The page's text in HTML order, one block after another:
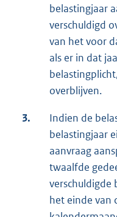
belastingjaar
verschuldigd
van het voor
als er in dat
overblijven.
3.
Indien de
belastingjaar
aanvraag
twaalfde
verschuldigde
het einde van